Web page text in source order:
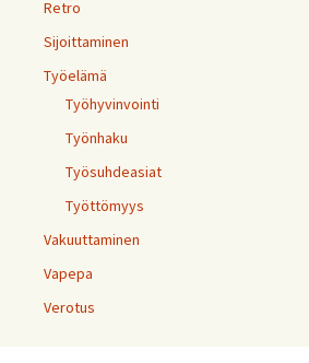
Retro
Sijoittaminen
Työelämä
Työhyvinvointi
Työnhaku
Työsuhdeasiat
Työttömyys
Vakuuttaminen
Vapepa
Verotus